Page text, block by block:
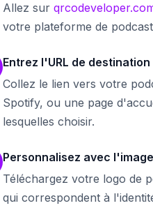
Allez sur
votre plateforme de
Entrez l'URL de
Collez le lien vers votre
Spotify, ou une page
lesquelles choisir.
Personnalisez avec
Téléchargez votre logo de
qui correspondent à